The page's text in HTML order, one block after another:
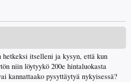
hetkeksi itselleni ja kysyn, että kun
niin löytyykö 200e hintaluokasta
kannattaako pysyttäytyä nykyisessä?